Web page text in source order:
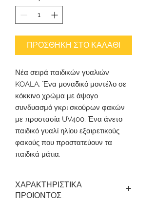
ΠΡΟΣΘΗΚΗ ΣΤΟ ΚΑΛΑΘΙ
Νέα σειρά παιδικών γυαλιών
KOALA. Ένα μοναδικό μοντέλο σε
κόκκινο χρώμα με άψογο
συνδυασμό γκρι σκούρων φακών
με προστασία UV400. Ένα άνετο
παιδικό γυαλί ηλίου εξαιρετικούς
φακούς που προστατεύουν τα
παιδικά μάτια.
ΧΑΡΑΚΤΗΡΙΣΤΙΚΑ
ΠΡΟΙΟΝΤΟΣ